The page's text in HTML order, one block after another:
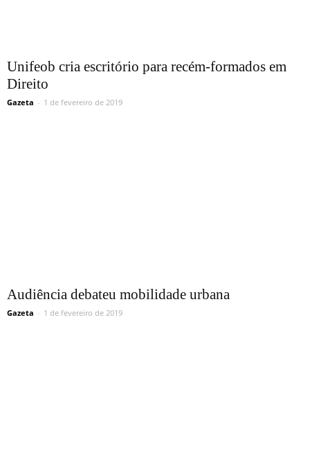
Unifeob cria escritório para recém-formados em
Direito
Gazeta - 1 de fevereiro de 2019
Audiência debateu mobilidade urbana
Gazeta - 1 de fevereiro de 2019